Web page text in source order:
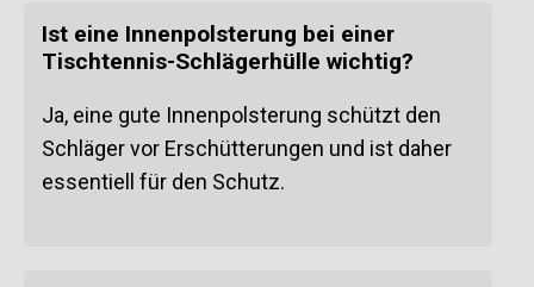
Ist eine Innenpolsterung bei einer
Tischtennis-Schlägerhülle wichtig?
Ja, eine gute Innenpolsterung schützt den
Schläger vor Erschütterungen und ist daher
essentiell für den Schutz.